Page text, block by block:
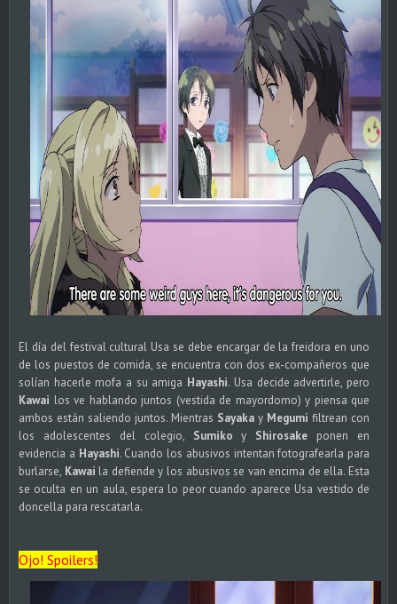
El día del festival cultural Usa se debe encargar de la freidora en uno
de los puestos de comida, se encuentra con dos ex-compañeros que
solían hacerle mofa a su amiga Hayashi. Usa decide advertirle, pero
Kawai los ve hablando juntos (vestida de mayordomo) y piensa que
ambos están saliendo juntos. Mientras Sayaka y Megumi filtrean con
los adolescentes del colegio, Sumikoy Shirosake ponen en
evidencia a Hayashi. Cuando los abusivos intentan fotografearla para
burlarse, Kawai la defiende y los abusivos se van encima de ella. Esta
se oculta en un aula, espera lo peor cuando aparece Usa vestido de
doncella para rescatarla.
Ojo! Spoilers!